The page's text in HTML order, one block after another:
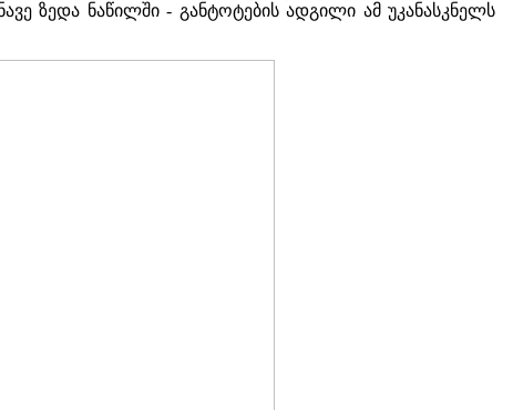
ზედა ნაწილში - განტოტების ადგილი ამ უკანასკნელს